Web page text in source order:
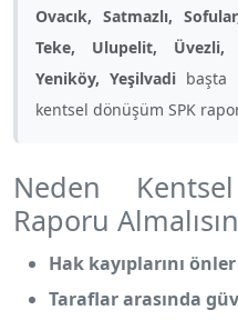
Ovacık, Satmazlı,
Teke, Ulupelit, Üvezli,
Yeniköy, Yeşilvadi başta
kentsel dönüşüm SPK
Neden
Raporu
Hak kayıplarını önler
Taraflar arasında